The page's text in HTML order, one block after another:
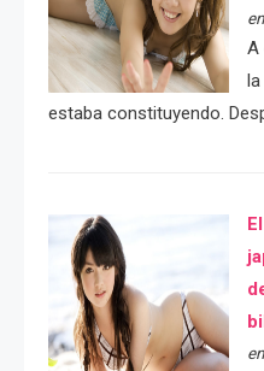
A
estaba constituyendo.